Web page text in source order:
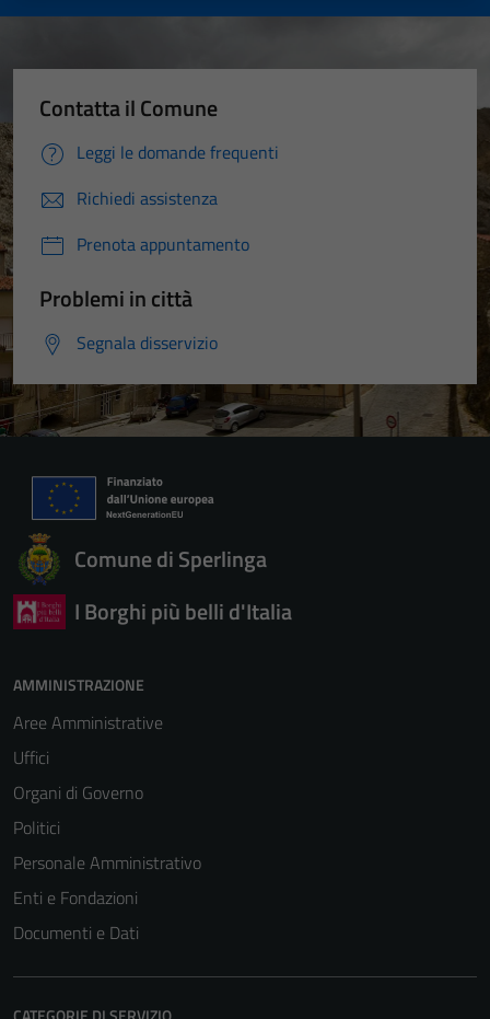
Contatta il Comune
Leggi le domande frequenti
Richiedi assistenza
Prenota appuntamento
Problemi in città
Segnala disservizio
Comune di Sperlinga
I Borghi più belli d'Italia
AMMINISTRAZIONE
Aree Amministrative
Uffici
Organi di Governo
Politici
Personale Amministrativo
Enti e Fondazioni
Documenti e Dati